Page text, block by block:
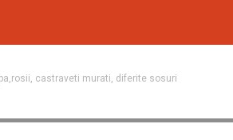
castraveti murati, diferite sosuri